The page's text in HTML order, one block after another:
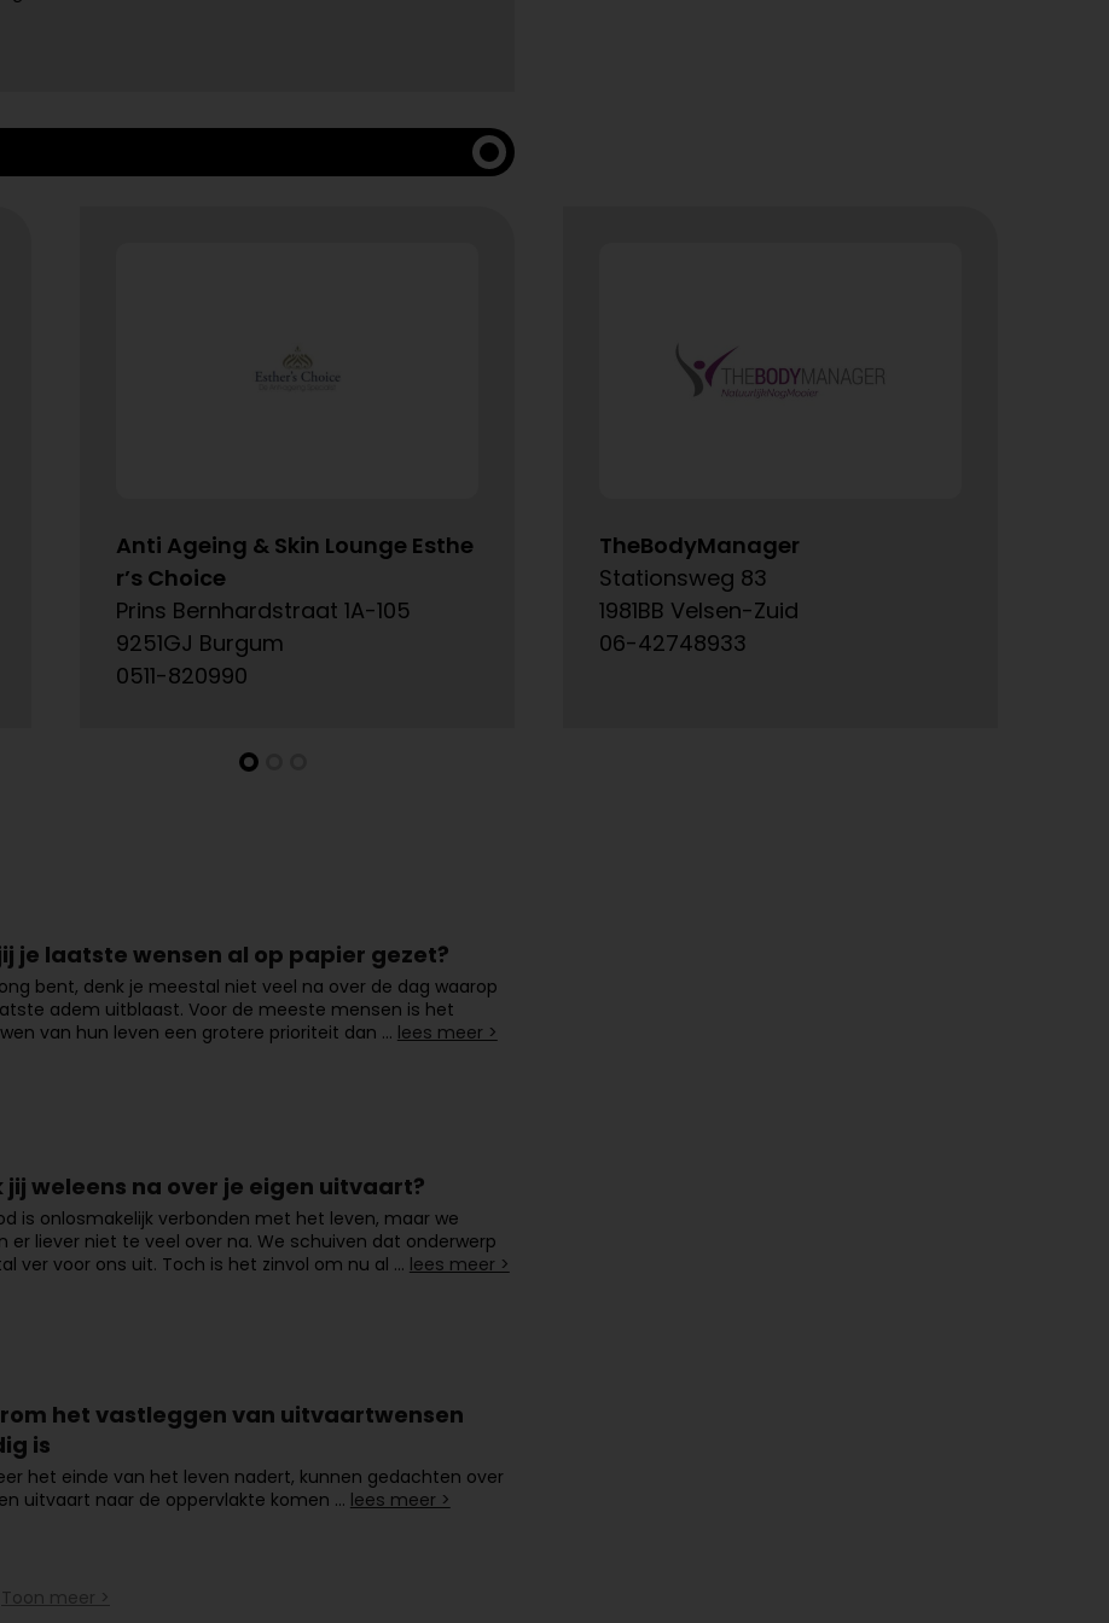
Anti Ageing & Skin Lounge Esthe
r’s Choice
Prins Bernhardstraat 1A-105
9251GJ Burgum
0511-820990
TheBodyManager
Stationsweg 83
1981BB Velsen-Zuid
06-42748933
je laatste wensen al op papier gezet?
bent, denk je meestal niet veel na over de dag waarop
adem uitblaast. Voor de meeste mensen is het
van hun leven een grotere prioriteit dan … lees meer >
jij weleens na over je eigen uitvaart?
is onlosmakelijk verbonden met het leven, maar we
er liever niet te veel over na. We schuiven dat onderwerp
ver voor ons uit. Toch is het zinvol om nu al … lees meer >
het vastleggen van uitvaartwensen
is
het einde van het leven nadert, kunnen gedachten over
uitvaart naar de oppervlakte komen … lees meer >
Toon meer >